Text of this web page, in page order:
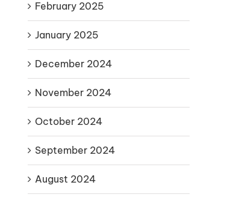
February 2025
January 2025
December 2024
November 2024
October 2024
September 2024
August 2024